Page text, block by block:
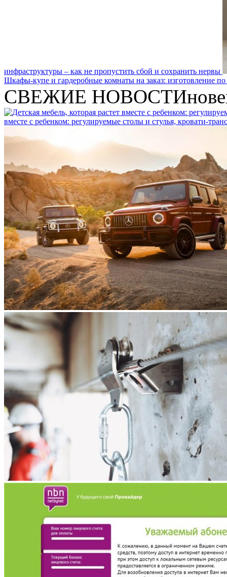
инфраструктуры – как не пропустить сбой и сохранить нервы
Шкафы-купе и гардеробные комнаты на заказ: изготовление по
СВЕЖИЕ НОВОСТИ
вместе с ребенком: регулируемые столы и стулья, кровати-